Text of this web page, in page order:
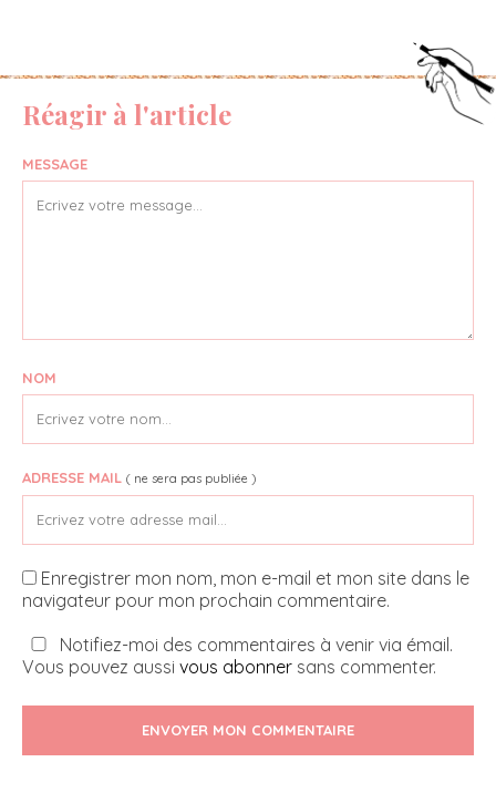
Réagir à l'article
MESSAGE
NOM
ADRESSE MAIL ( ne sera pas publiée )
Enregistrer mon nom, mon e-mail et mon site dans le
navigateur pour mon prochain commentaire.
Notifiez-moi des commentaires à venir via émail.
Vous pouvez aussi vous abonner sans commenter.
ENVOYER MON COMMENTAIRE